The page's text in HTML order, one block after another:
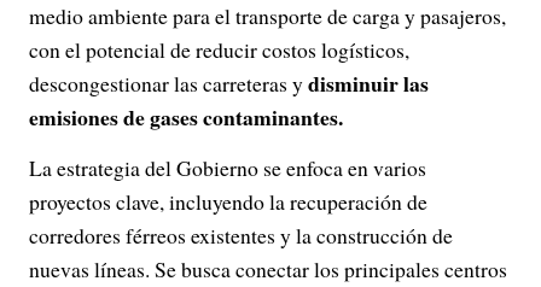
medio ambiente para el transporte de carga y pasajeros,
con el potencial de reducir costos logísticos,
descongestionar las carreteras ydisminuir las
emisiones de gases contaminantes.
La estrategia del Gobierno se enfoca en varios
proyectos clave, incluyendo la recuperación de
corredores férreos existentes y la construcción de
nuevas líneas. Se busca conectar los principales centros